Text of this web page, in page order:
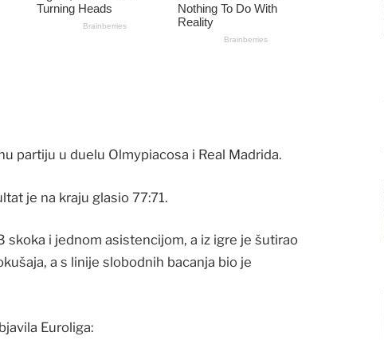
partiju u duelu Olmypiacosa i Real Madrida.
je na kraju glasio 77:71.
skoka i jednom asistencijom, a iz igre je šutirao
a s linije slobodnih bacanja bio je
Euroliga: